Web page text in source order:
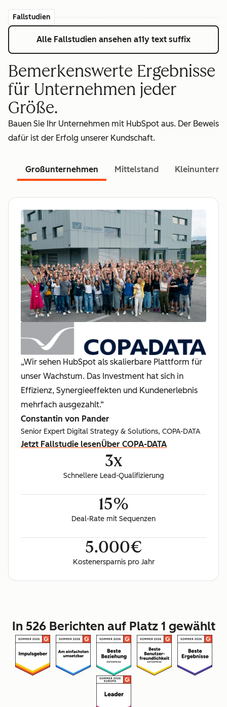
Fallstudien
Alle Fallstudien ansehen a11y text suffix
Bemerkenswerte Ergebnisse
für Unternehmen jeder
Größe.
Bauen Sie Ihr Unternehmen mit HubSpot aus. Der Beweis
dafür ist der Erfolg unserer Kundschaft.
Großunternehmen Mittelstand
„Wir sehen HubSpot als skalierbare Plattform für
unser Wachstum. Das Investment hat sich in
Effizienz, Synergieeffekten und Kundenerlebnis
mehrfach ausgezahlt.“
Constantin von Pander
Senior Expert Digital Strategy & Solutions, COPA-DATA
Jetzt Fallstudie lesenÜber COPA-DATA
3x
Schnellere Lead-Qualifizierung
15%
Deal-Rate mit Sequenzen
5.000€
Kostenersparnis pro Jahr
In 526 Berichten auf Platz 1 gewählt